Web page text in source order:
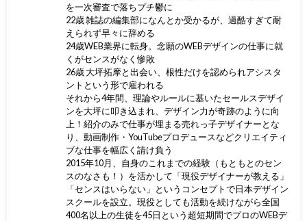
を一次審査で落ちプチ鬱に
22歳 雑誌の編集部になんとか受かるが、過酷すぎて耐
えられず早々に辞める
24歳WEB業界に転身。念願のWEBデザインの仕事に就
くがセンスがなく惨敗
26歳 大坪拓摩と出会い、根性だけを認められアシスタ
ントという形で雇われる
それから4年間、理論やルールに基いたセールスデザイ
ンを大坪に叩き込まれ、デザイン力が奇跡のように向
上！紹介のみで仕事が埋まる売れっ子デザイナーとな
り、動画制作・YouTubeプロデュースなどクリエイティ
ブな仕事を幅広く請け負う
2015年10月、自身のこれまでの経験（もともとのセン
スのなさも！）を活かして「現役デザイナーが教える」
「センスはいらない」というコンセプトで日本デザイン
スクールを設立。現役としても活動を続けながら全国
400名以上の生徒を45日という超短期間でプロのWEBデ